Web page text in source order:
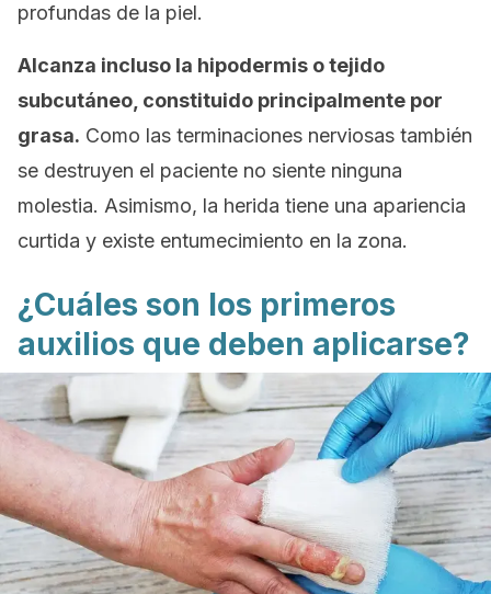
profundas de la piel.
Alcanza incluso la hipodermis o tejido
subcutáneo, constituido principalmente por
grasa. Como las terminaciones nerviosas también
se destruyen el paciente no siente ninguna
molestia. Asimismo, la herida tiene una apariencia
curtida y existe entumecimiento en la zona.
¿Cuáles son los primeros
auxilios que deben aplicarse?